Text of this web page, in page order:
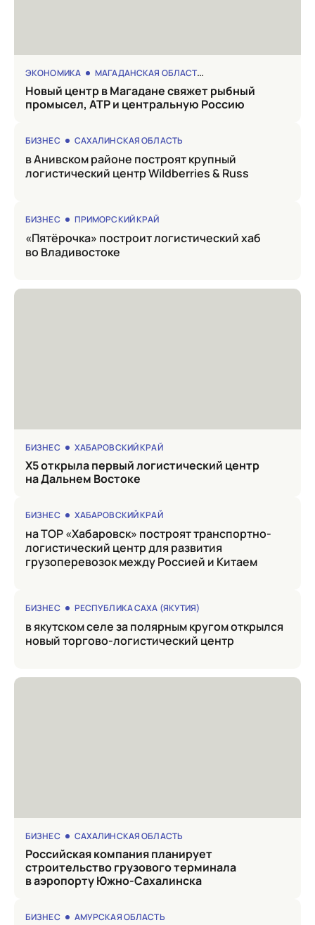
ЭКОНОМИКА МАГАДАНСКАЯ ОБЛАСТЬ
Новый центр в Магадане свяжет рыбный
промысел, АТР и центральную Россию
БИЗНЕС САХАЛИНСКАЯ ОБЛАСТЬ
в Анивском районе построят крупный
логистический центр Wildberries & Russ
БИЗНЕС ПРИМОРСКИЙ КРАЙ
«Пятёрочка» построит логистический хаб
во Владивостоке
БИЗНЕС ХАБАРОВСКИЙ КРАЙ
X5 открыла первый логистический центр
на Дальнем Востоке
БИЗНЕС ХАБАРОВСКИЙ КРАЙ
на ТОР «Хабаровск» построят транспортно-
логистический центр для развития
грузоперевозок между Россией и Китаем
БИЗНЕС РЕСПУБЛИКА САХА (ЯКУТИЯ)
в якутском селе за полярным кругом открылся
новый торгово-логистический центр
БИЗНЕС САХАЛИНСКАЯ ОБЛАСТЬ
Российская компания планирует
строительство грузового терминала
в аэропорту Южно-Сахалинска
БИЗНЕС АМУРСКАЯ ОБЛАСТЬ